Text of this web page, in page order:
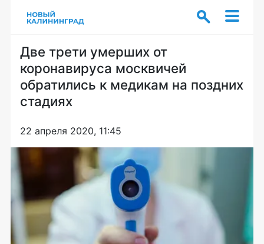
Две трети умерших от
коронавируса москвичей
обратились к медикам на поздних
стадиях
22 апреля 2020, 11:45